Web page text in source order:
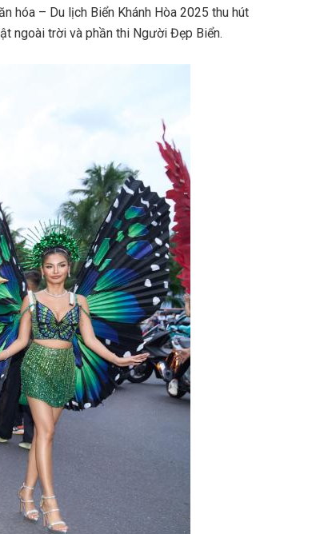
hóa – Du lịch Biển Khánh Hòa 2025 thu hút
ngoài trời và phần thi Người Đẹp Biển.